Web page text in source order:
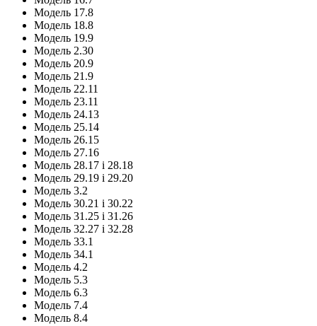
Модель 17.8
Модель 18.8
Модель 19.9
Модель 2.30
Модель 20.9
Модель 21.9
Модель 22.11
Модель 23.11
Модель 24.13
Модель 25.14
Модель 26.15
Модель 27.16
Модель 28.17 і 28.18
Модель 29.19 і 29.20
Модель 3.2
Модель 30.21 і 30.22
Модель 31.25 і 31.26
Модель 32.27 і 32.28
Модель 33.1
Модель 34.1
Модель 4.2
Модель 5.3
Модель 6.3
Модель 7.4
Модель 8.4